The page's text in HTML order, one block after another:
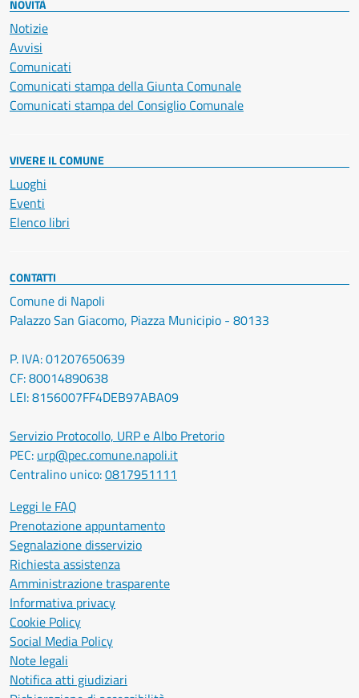
NOVITÀ
Notizie
Avvisi
Comunicati
Comunicati stampa della Giunta Comunale
Comunicati stampa del Consiglio Comunale
VIVERE IL COMUNE
Luoghi
Eventi
Elenco libri
CONTATTI
Comune di Napoli
Palazzo San Giacomo, Piazza Municipio - 80133
P. IVA: 01207650639
CF: 80014890638
LEI: 8156007FF4DEB97ABA09
Servizio Protocollo, URP e Albo Pretorio
PEC: urp@pec.comune.napoli.it
Centralino unico:0817951111
Leggi le FAQ
Prenotazione appuntamento
Segnalazione disservizio
Richiesta assistenza
Amministrazione trasparente
Informativa privacy
Cookie Policy
Social Media Policy
Note legali
Notifica atti giudiziari